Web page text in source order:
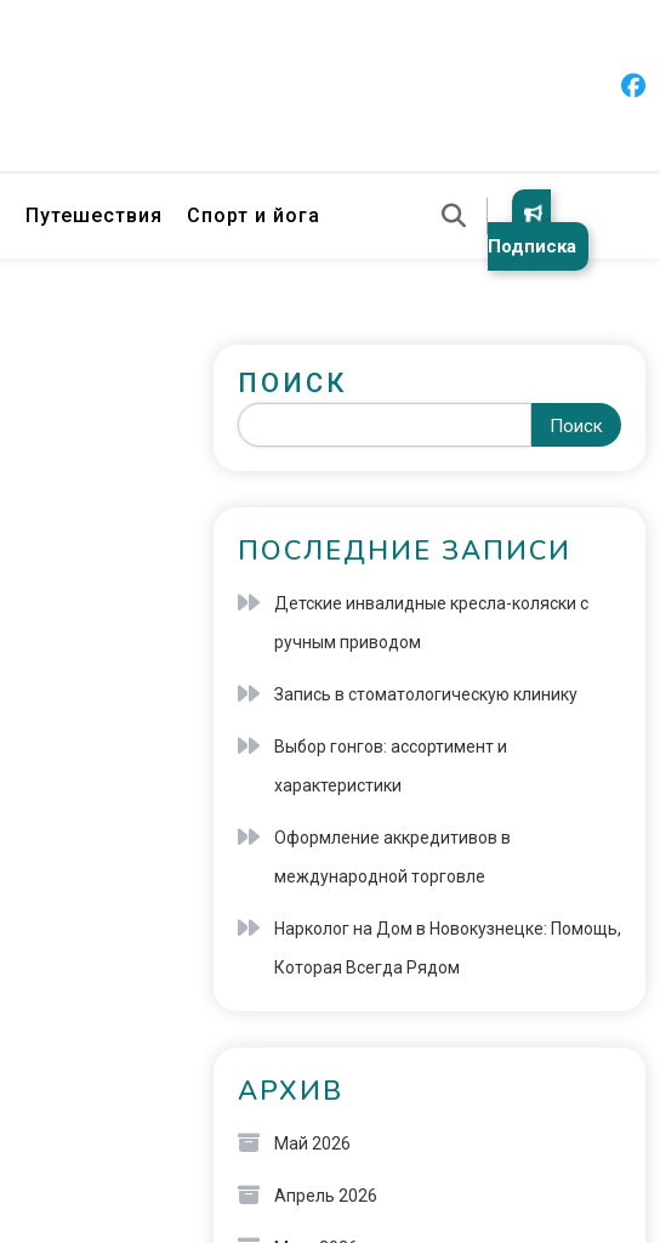
Путешествия Спорт и йога
Подписка
ПОИСК
Поиск
ПОСЛЕДНИЕ ЗАПИСИ
Детские инвалидные кресла-коляски с
ручным приводом
Запись в стоматологическую клинику
Выбор гонгов: ассортимент и
характеристики
Оформление аккредитивов в
международной торговле
Нарколог на Дом в Новокузнецке: Помощь,
Которая Всегда Рядом
АРХИВ
Май 2026
Апрель 2026